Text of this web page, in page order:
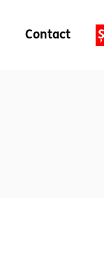
Contact